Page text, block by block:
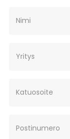
Nimi
Yritys
Katuosoite
Postinumero